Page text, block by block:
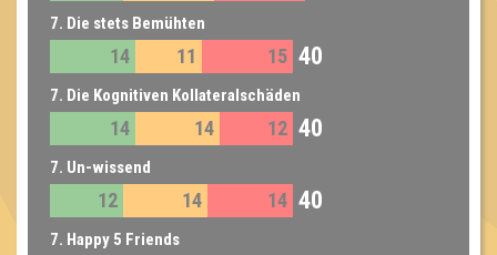
7. Die stets Bemühten
14 11 15 40
7. Die Kognitiven Kollateralschäden
14 14 12 40
7. Un-wissend
12 14 14 40
7. Happy 5 Friends